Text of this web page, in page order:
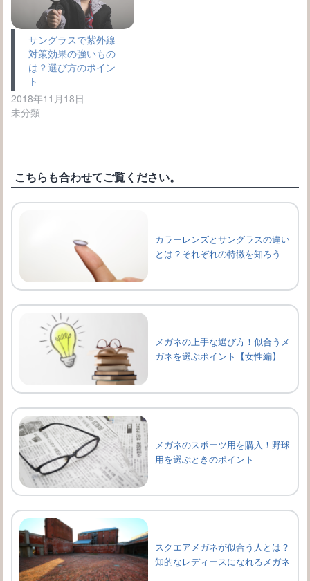
サングラスで紫外線
対策効果の強いもの
は？選び方のポイン
ト
2018年11月18日
未分類
こちらも合わせてご覧ください。
カラーレンズとサングラスの違い
とは？それぞれの特徴を知ろう
メガネの上手な選び方！似合うメ
ガネを選ぶポイント【女性編】
メガネのスポーツ用を購入！野球
用を選ぶときのポイント
スクエアメガネが似合う人とは？
知的なレディースになれるメガネ